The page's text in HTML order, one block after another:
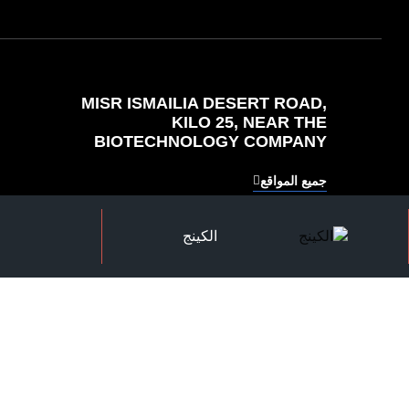
الكينج
MISR ISMAILIA DESERT ROAD,
KILO 25, NEAR THE
BIOTECHNOLOGY COMPANY
جميع المواقع